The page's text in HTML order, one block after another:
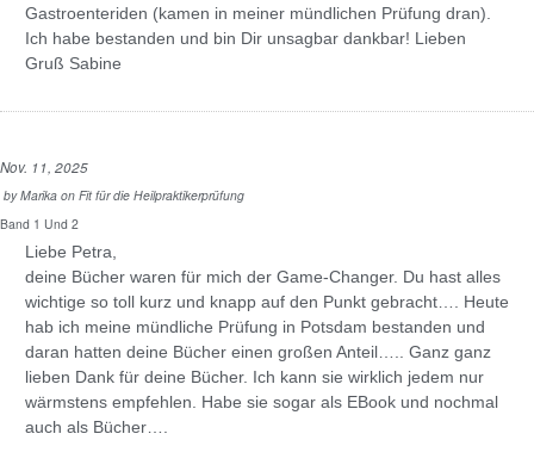
Gastroenteriden (kamen in meiner mündlichen Prüfung dran).
Ich habe bestanden und bin Dir unsagbar dankbar! Lieben
Gruß Sabine
Nov. 11, 2025
byMarika on Fit für die Heilpraktikerprüfung
Band 1 Und 2
Liebe Petra,
deine Bücher waren für mich der Game-Changer. Du hast alles
wichtige so toll kurz und knapp auf den Punkt gebracht…. Heute
hab ich meine mündliche Prüfung in Potsdam bestanden und
daran hatten deine Bücher einen großen Anteil….. Ganz ganz
lieben Dank für deine Bücher. Ich kann sie wirklich jedem nur
wärmstens empfehlen. Habe sie sogar als EBook und nochmal
auch als Bücher….